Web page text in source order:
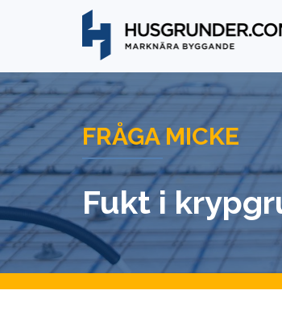
FRÅGA MICKE
Fukt i